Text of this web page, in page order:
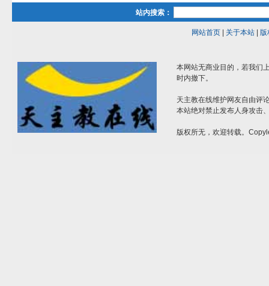
站内搜索：
网站首页| 关于本站| 版
本网站无商业目的，若我们
时内撤下。
天主教在线维护网友自由评
本站绝对禁止发布人身攻击
版权所无，欢迎转载。